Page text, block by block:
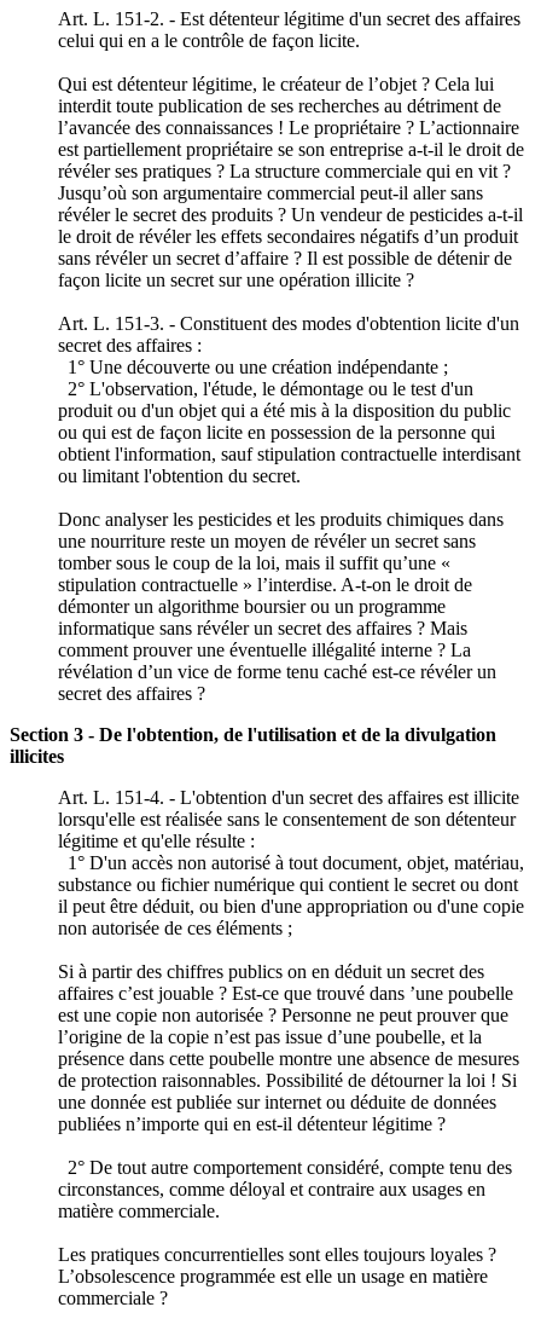
Art. L. 151-2. - Est détenteur légitime d'un secret des affaires
celui qui en a le contrôle de façon licite.
Qui est détenteur légitime, le créateur de l’objet ? Cela lui
interdit toute publication de ses recherches au détriment de
l’avancée des connaissances ! Le propriétaire ? L’actionnaire
est partiellement propriétaire se son entreprise a-t-il le droit de
révéler ses pratiques ? La structure commerciale qui en vit ?
Jusqu’où son argumentaire commercial peut-il aller sans
révéler le secret des produits ? Un vendeur de pesticides a-t-il
le droit de révéler les effets secondaires négatifs d’un produit
sans révéler un secret d’affaire ? Il est possible de détenir de
façon licite un secret sur une opération illicite ?
Art. L. 151-3. - Constituent des modes d'obtention licite d'un
secret des affaires :
1° Une découverte ou une création indépendante ;
2° L'observation, l'étude, le démontage ou le test d'un
produit ou d'un objet qui a été mis à la disposition du public
ou qui est de façon licite en possession de la personne qui
obtient l'information, sauf stipulation contractuelle interdisant
ou limitant l'obtention du secret.
Donc analyser les pesticides et les produits chimiques dans
une nourriture reste un moyen de révéler un secret sans
tomber sous le coup de la loi, mais il suffit qu’une «
stipulation contractuelle » l’interdise. A-t-on le droit de
démonter un algorithme boursier ou un programme
informatique sans révéler un secret des affaires ? Mais
comment prouver une éventuelle illégalité interne ? La
révélation d’un vice de forme tenu caché est-ce révéler un
secret des affaires ?
Section 3 - De l'obtention, de l'utilisation et de la divulgation
illicites
Art. L. 151-4. - L'obtention d'un secret des affaires est illicite
lorsqu'elle est réalisée sans le consentement de son détenteur
légitime et qu'elle résulte :
1° D'un accès non autorisé à tout document, objet, matériau,
substance ou fichier numérique qui contient le secret ou dont
il peut être déduit, ou bien d'une appropriation ou d'une copie
non autorisée de ces éléments ;
Si à partir des chiffres publics on en déduit un secret des
affaires c’est jouable ? Est-ce que trouvé dans ’une poubelle
est une copie non autorisée ? Personne ne peut prouver que
l’origine de la copie n’est pas issue d’une poubelle, et la
présence dans cette poubelle montre une absence de mesures
de protection raisonnables. Possibilité de détourner la loi ! Si
une donnée est publiée sur internet ou déduite de données
publiées n’importe qui en est-il détenteur légitime ?
2° De tout autre comportement considéré, compte tenu des
circonstances, comme déloyal et contraire aux usages en
matière commerciale.
Les pratiques concurrentielles sont elles toujours loyales ?
L’obsolescence programmée est elle un usage en matière
commerciale ?